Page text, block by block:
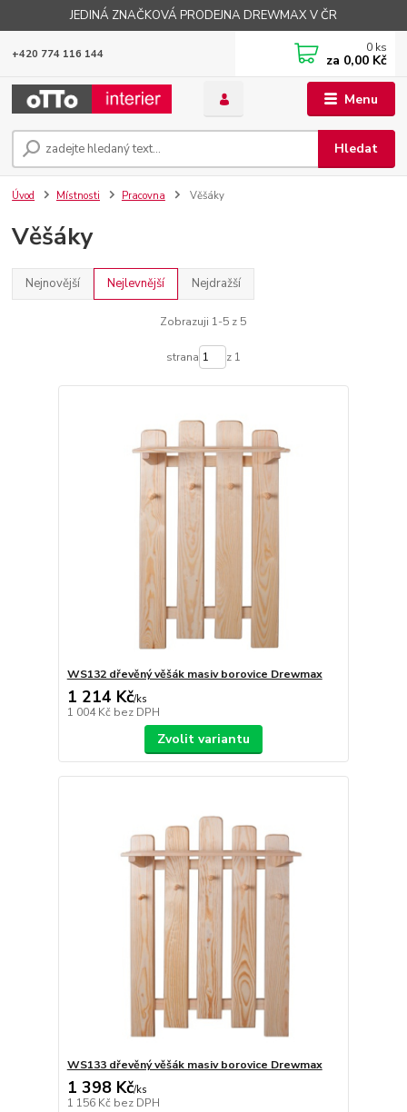
JEDINÁ ZNAČKOVÁ PRODEJNA DREWMAX V ČR
Menu
Hledat
+420 774 116 144 0 ks
za 0,00 Kč
Úvod Místnosti Pracovna Věšáky
Věšáky
Nejnovější Nejlevnější Nejdražší
Zobrazuji 1-5 z 5
strana z 1
WS132 dřevěný věšák masiv borovice Drewmax
1 214 Kč/ks
1 004 Kč bez DPH
Zvolit variantu
WS133 dřevěný věšák masiv borovice Drewmax
1 398 Kč/ks
1 156 Kč bez DPH